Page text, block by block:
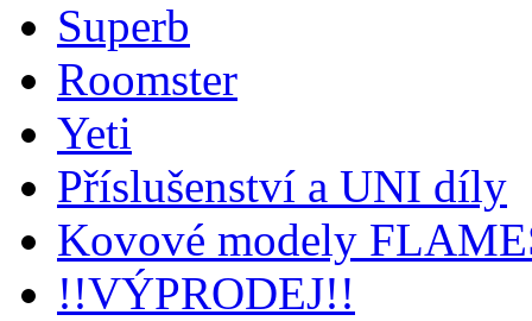
Superb
Roomster
Yeti
Příslušenství a UNI díly
Kovové modely
!!VÝPRODEJ!!